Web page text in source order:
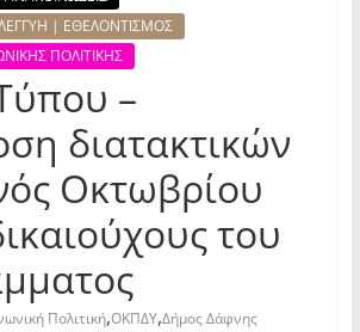
| ΕΘΕΛΟΝΤΙΣΜΟΣ
ΠΟΛΙΤΙΚΗΣ
–
διατακτικών
Οκτωβρίου
του
Πολιτική,ΟΚΠΔΥ,Δήμος Δάφνης